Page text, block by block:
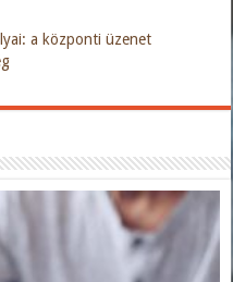
a központi üzenet